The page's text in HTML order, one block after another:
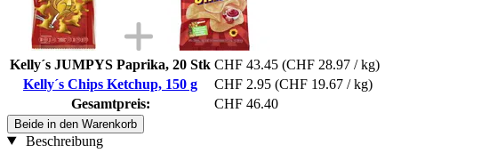
Kelly´s JUMPYS Paprika, 20 Stk CHF 43.45 (CHF 28.97 / kg)
Kelly´s Chips Ketchup, 150 g
CHF 2.95 (CHF 19.67 / kg)
Gesamtpreis:
CHF 46.40
Beide in den Warenkorb
Beschreibung